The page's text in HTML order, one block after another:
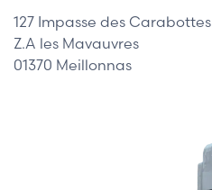
127 Impasse des Carabottes
Z.A les Mavauvres
01370 Meillonnas